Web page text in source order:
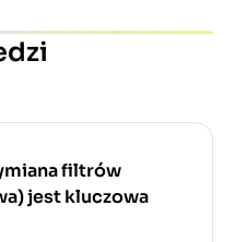
filtrów
jest kluczowa